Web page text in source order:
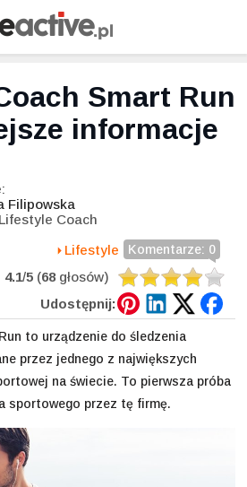
Smart Run
informacje
Filipowska
Coach
Komentarze: 0
Lifestyle
4.1/5 (68 głosów)
Udostępnij:
to urządzenie do śledzenia
przez jednego z największych
na świecie. To pierwsza próba
sportowego przez tę firmę.